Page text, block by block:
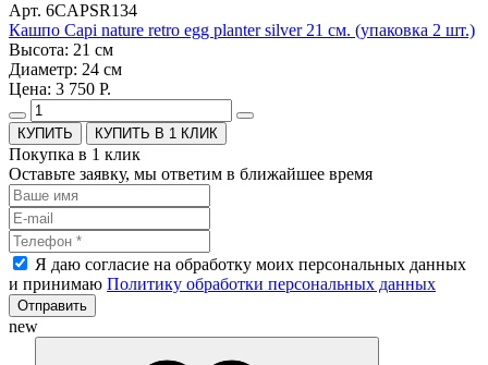
Арт. 6CAPSR134
Кашпо Capi nature retro egg planter silver 21 см. (упаковка 2 шт.)
Высота: 21 см
Диаметр: 24 см
Цена: 3 750 Р.
КУПИТЬ В 1 КЛИК
Покупка в 1 клик
Оставьте заявку, мы ответим в ближайшее время
Я даю согласие на обработку моих персональных данных
и принимаю Политику обработки персональных данных
Отправить
new